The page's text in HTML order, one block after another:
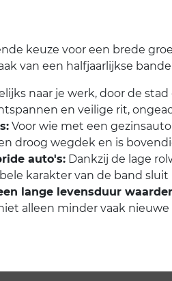
keuze voor een brede
van een halfjaarlijkse
naar je werk, door de
en veilige rit,
Voor wie met een
droog wegdek en is
auto's: Dankzij de lage
karakter van de band
lange levensduur
alleen minder vaak